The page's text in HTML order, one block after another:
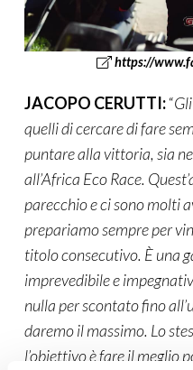
https://
JACOPO CERUTTI:“
quelli di cercare di fare
puntare alla vittoria, sia
all’Africa Eco Race.
parecchio e ci sono molti
prepariamo sempre per
titolo consecutivo. È una
imprevedibile e
nulla per scontato fino
daremo il massimo. Lo
l’obiettivo è fare il meglio